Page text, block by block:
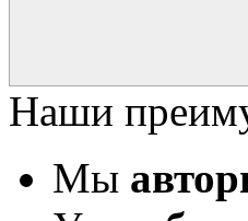
Наши
Мы